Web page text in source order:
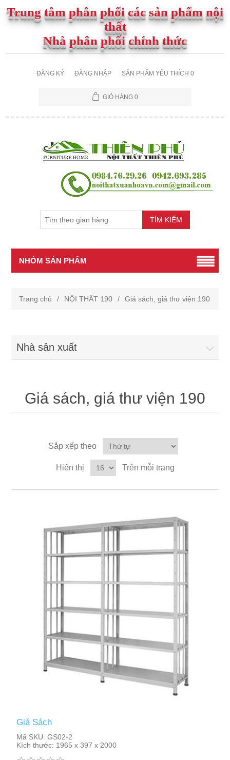
Trung tâm phân phối các sản phẩm nội
thất
Nhà phân phối chính thức
ĐĂNG KÝ ĐĂNG NHẬP SẢN PHẨM YÊU THÍCH 0
GIỎ HÀNG 0
NHÓM SẢN PHẨM
Trang chủ / NỘI THẤT 190 / Giá sách, giá thư viện 190
Nhà sản xuất
Giá sách, giá thư viện 190
Sắp xếp theo
Hiển thị Trên mỗi trang
Giá Sách
Mã SKU: GS02-2
Kích thước: 1965 x 397 x 2000